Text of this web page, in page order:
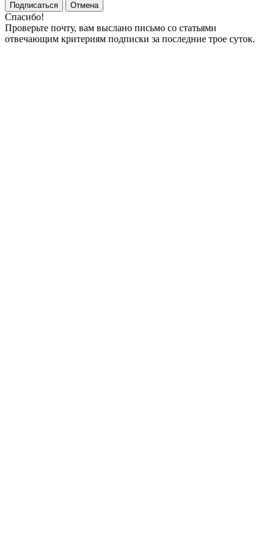
Подписаться
Отмена
Спасибо!
Проверьте почту, вам выслано письмо со статьями
отвечающим критериям подписки за последние трое суток.